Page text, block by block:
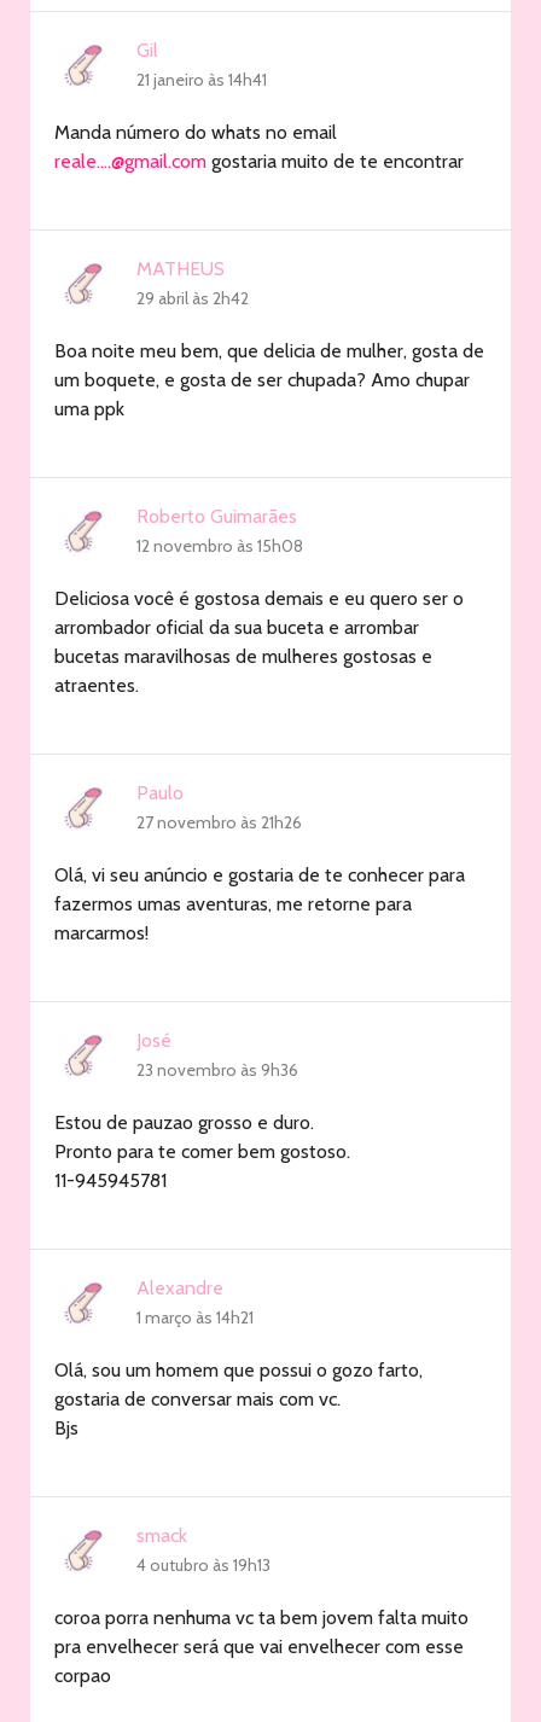
Gil
21 janeiro às 14h41
Manda número do whats no email
reale….@gmail.com gostaria muito de te encontrar
MATHEUS
29 abril às 2h42
Boa noite meu bem, que delicia de mulher, gosta de
um boquete, e gosta de ser chupada? Amo chupar
uma ppk
Roberto Guimarães
12 novembro às 15h08
Deliciosa você é gostosa demais e eu quero ser o
arrombador oficial da sua buceta e arrombar
bucetas maravilhosas de mulheres gostosas e
atraentes.
Paulo
27 novembro às 21h26
Olá, vi seu anúncio e gostaria de te conhecer para
fazermos umas aventuras, me retorne para
marcarmos!
José
23 novembro às 9h36
Estou de pauzao grosso e duro.
Pronto para te comer bem gostoso.
11-945945781
Alexandre
1 março às 14h21
Olá, sou um homem que possui o gozo farto,
gostaria de conversar mais com vc.
Bjs
smack
4 outubro às 19h13
coroa porra nenhuma vc ta bem jovem falta muito
pra envelhecer será que vai envelhecer com esse
corpao